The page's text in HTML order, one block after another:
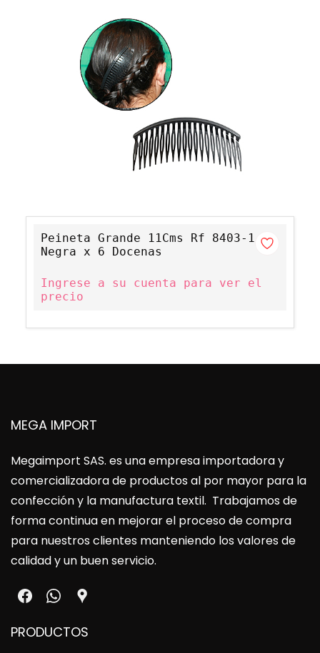
Peineta Grande 11Cms Rf 8403-1
Negra x 6 Docenas
Ingrese a su cuenta para ver el
precio
MEGA IMPORT
Megaimport SAS. es una empresa importadora y
comercializadora de productos al por mayor para la
confección y la manufactura textil. Trabajamos de
forma continua en mejorar el proceso de compra
para nuestros clientes manteniendo los valores de
calidad y un buen servicio.
PRODUCTOS